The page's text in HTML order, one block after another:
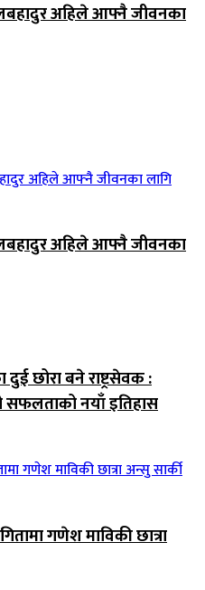
अहिले आफ्नै जीवनका
अहिले आफ्नै जीवनका
छोरा बने राष्ट्रसेवक :
सफलताको नयाँ इतिहास
गणेश माविकी छात्रा